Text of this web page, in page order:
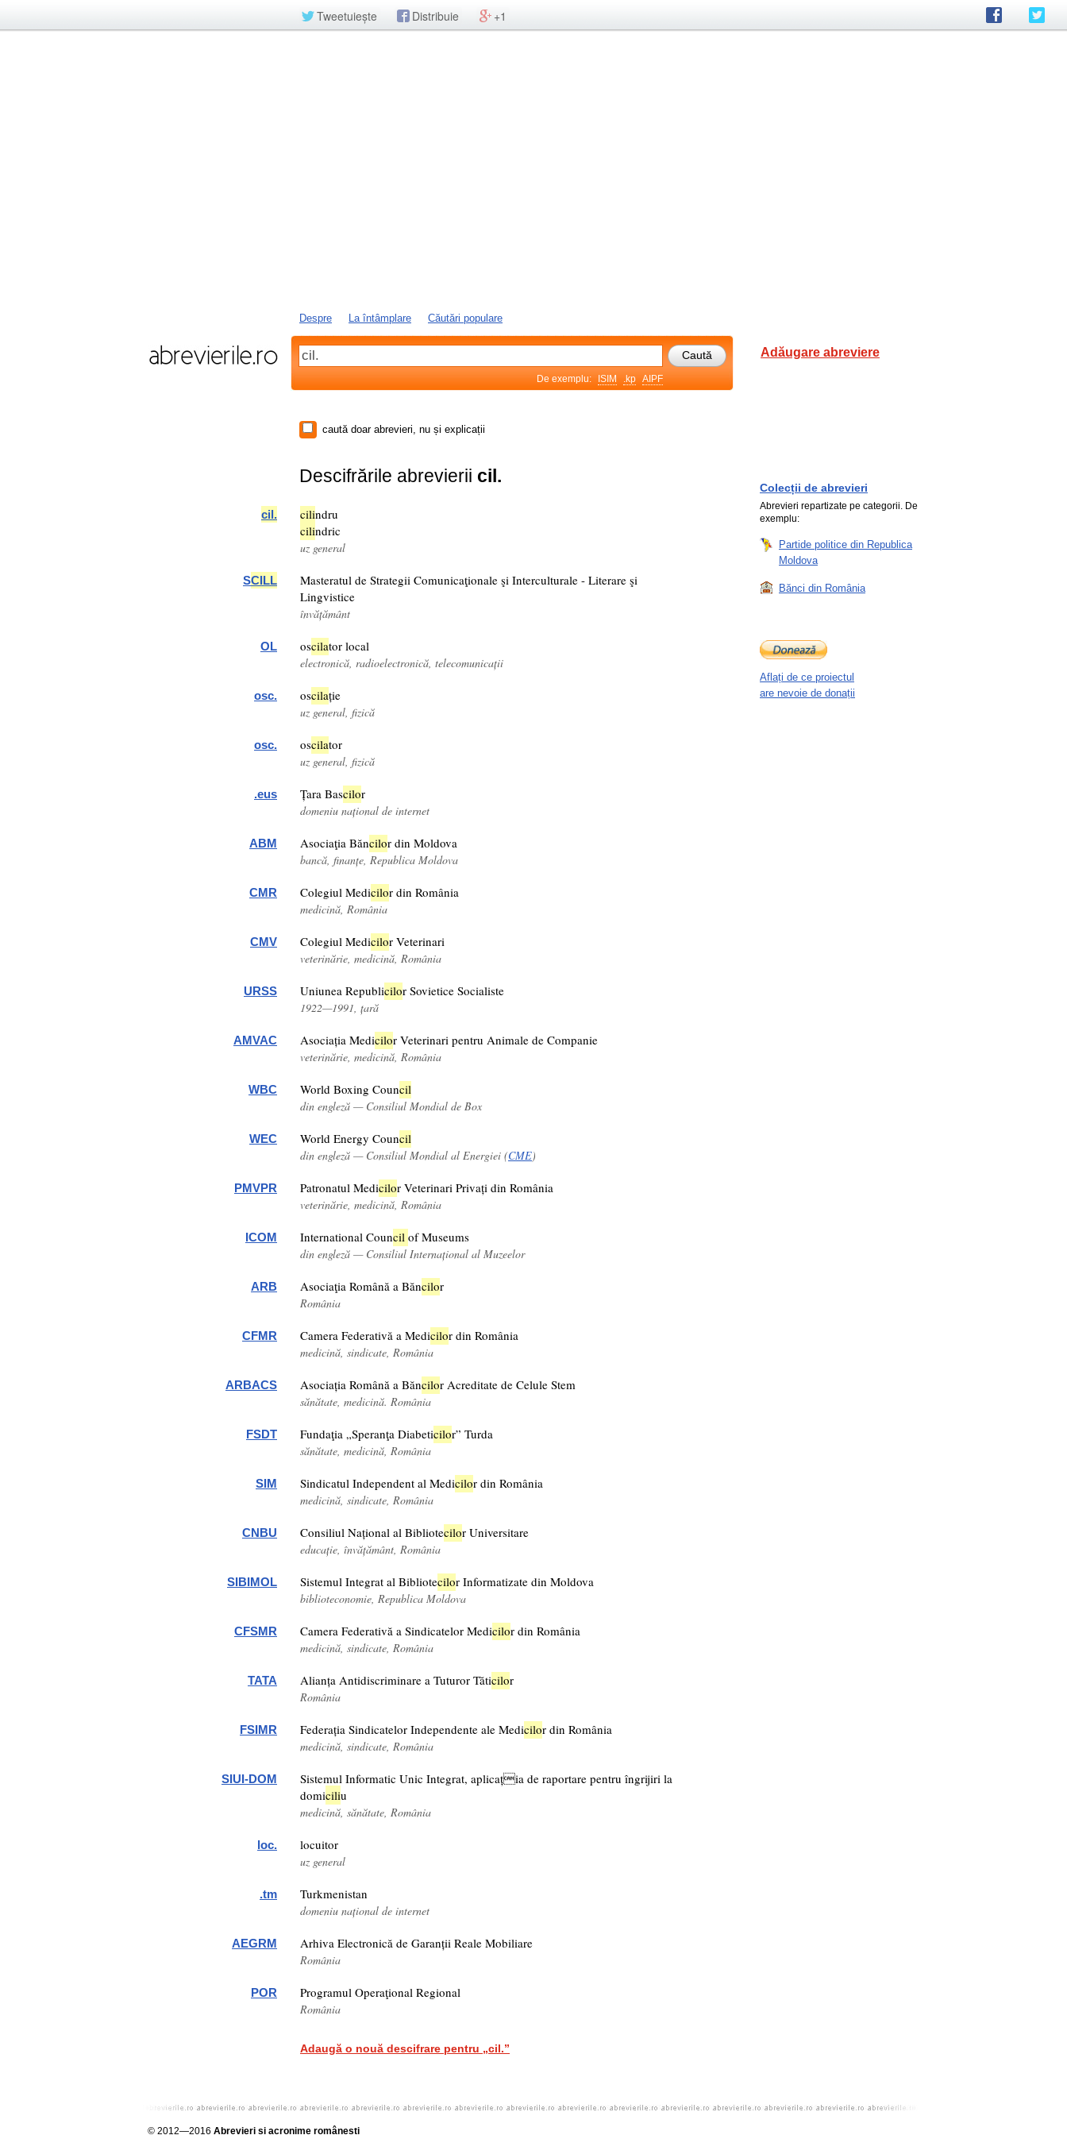
Tweetuiește Distribuie +1
Despre La întâmplare Căutări populare
De exemplu: ISIM .kp AIPF
Adăugare abreviere
caută doar abrevieri, nu și explicații
Descifrările abrevierii cil.
cil. cilindru
cilindric
uz general
SCILL
Masteratul de Strategii Comunicaţionale şi Interculturale - Literare şi
Lingvistice
învățământ
OL oscilator local
electronică, radioelectronică, telecomunicații
osc. oscilație
uz general, fizică
osc. oscilator
uz general, fizică
.eus Țara Bascilor
domeniu național de internet
ABM Asociaţia Băncilor din Moldova
bancă, finanțe, Republica Moldova
CMR Colegiul Medicilor din România
medicină, România
CMV Colegiul Medicilor Veterinari
veterinărie, medicină, România
URSS Uniunea Republicilor Sovietice Socialiste
1922—1991, țară
AMVAC Asociația Medicilor Veterinari pentru Animale de Companie
veterinărie, medicină, România
WBC World Boxing Council
din engleză — Consiliul Mondial de Box
WEC World Energy Council
din engleză — Consiliul Mondial al Energiei (CME)
PMVPR Patronatul Medicilor Veterinari Privați din România
veterinărie, medicină, România
ICOM International Council of Museums
din engleză — Consiliul Internațional al Muzeelor
ARB Asociaţia Română a Băncilor
România
CFMR Camera Federativă a Medicilor din România
medicină, sindicate, România
ARBACS Asociația Română a Băncilor Acreditate de Celule Stem
sănătate, medicină. România
FSDT Fundaţia „Speranţa Diabeticilor” Turda
sănătate, medicină, România
SIM Sindicatul Independent al Medicilor din România
medicină, sindicate, România
CNBU Consiliul Național al Bibliotecilor Universitare
educație, învățământ, România
SIBIMOL Sistemul Integrat al Bibliotecilor Informatizate din Moldova
biblioteconomie, Republica Moldova
CFSMR Camera Federativă a Sindicatelor Medicilor din România
medicină, sindicate, România
TATA Alianța Antidiscriminare a Tuturor Tăticilor
România
FSIMR Federația Sindicatelor Independente ale Medicilor din România
medicină, sindicate, România
SIUI-DOM
Sistemul Informatic Unic Integrat, aplicația de raportare pentru îngrijiri la
domiciliu
medicină, sănătate, România
loc. locuitor
uz general
.tm Turkmenistan
domeniu național de internet
AEGRM Arhiva Electronică de Garanții Reale Mobiliare
România
POR Programul Operaţional Regional
România
Adaugă o nouă descifrare pentru „cil.”
Colecții de abrevieri
Abrevieri repartizate pe categorii. De
exemplu:
Partide politice din Republica
Moldova
Bănci din România
Aflați de ce proiectul
are nevoie de donații
© 2012—2016 Abrevieri și acronime românești